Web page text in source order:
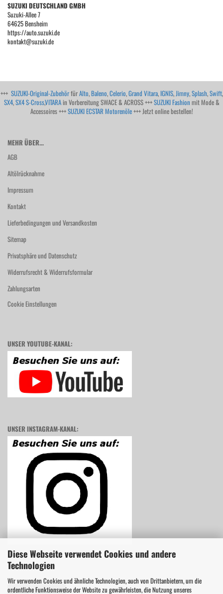
Diese Webseite verwendet Cookies und andere
Technologien
Wir verwenden Cookies und ähnliche Technologien, auch von Drittanbietern, um die
ordentliche Funktionsweise der Website zu gewährleisten, die Nutzung unseres
SUZUKI DEUTSCHLAND GMBH
Suzuki-Allee 7
64625 Bensheim
https://auto.suzuki.de
kontakt@suzuki.de
+++ SUZUKI-Original-ZubehörfürAlto,Baleno,Celerio,Grand Vitara, IGNIS,Jimny,Splash,Swift,
SX4,SX4 S-Cross,VITARAin Vorbereitung SWACE & ACROSS +++SUZUKI Fashion mit Mode &
Accessoires +++SUZUKI ECSTAR Motorenöle+++ Jetzt online bestellen!
MEHR ÜBER...
AGB
Altölrücknahme
Impressum
Kontakt
Lieferbedingungen und Versandkosten
Sitemap
Privatsphäre und Datenschutz
Widerrufsrecht & Widerrufsformular
Zahlungsarten
Cookie Einstellungen
UNSER YOUTUBE-KANAL:
UNSER INSTAGRAM-KANAL:
Vertrag widerrufen